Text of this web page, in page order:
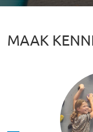
MAAK